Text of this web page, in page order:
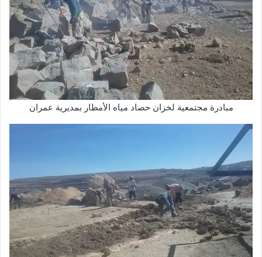
مبادرة مجتمعية لخزان حصاد مياه الأمطار بمديرية عمران